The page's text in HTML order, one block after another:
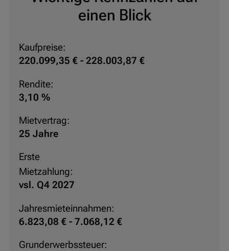
einen Blick
Kaufpreise:
220.099,35 € - 228.003,87 €
Rendite:
3,10 %
Mietvertrag:
25 Jahre
Erste
Mietzahlung:
vsl. Q4 2027
Jahresmieteinnahmen:
6.823,08 € - 7.068,12 €
Grunderwerbssteuer: